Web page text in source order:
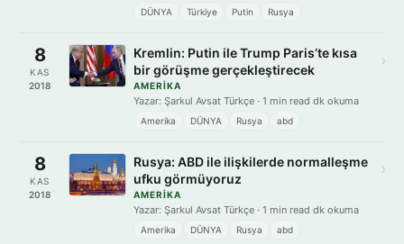
DÜNYA Türkiye Putin Rusya
8
KAS
2018
Kremlin: Putin ile Trump Paris’te kısa
bir görüşme gerçekleştirecek
AMERIKA
Yazar: Şarkul Avsat Türkçe · 1 min read dk okuma
Amerika DÜNYA Rusya abd
›
8
KAS
2018
Rusya: ABD ile ilişkilerde normalleşme
ufku görmüyoruz
AMERIKA
Yazar: Şarkul Avsat Türkçe · 1 min read dk okuma
Amerika DÜNYA Rusya abd
›